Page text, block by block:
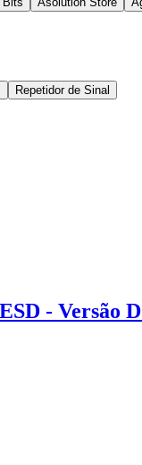
Repetidor de Sinal
- Versão